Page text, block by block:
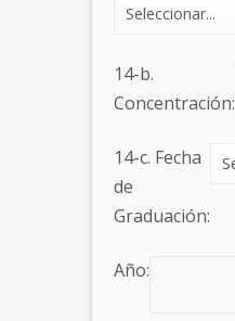
14-b.
Concentración:
14-c. Fecha
de
Graduación:
Año: